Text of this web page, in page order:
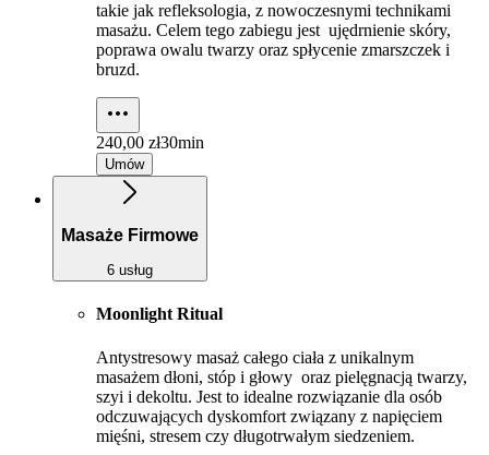
takie jak refleksologia, z nowoczesnymi technikami
masażu. Celem tego zabiegu jest ujędrnienie skóry,
poprawa owalu twarzy oraz spłycenie zmarszczek i
bruzd.
240,00 zł30min
Umów
Masaże Firmowe
6 usług
Moonlight Ritual
Antystresowy masaż całego ciała z unikalnym
masażem dłoni, stóp i głowy oraz pielęgnacją twarzy,
szyi i dekoltu. Jest to idealne rozwiązanie dla osób
odczuwających dyskomfort związany z napięciem
mięśni, stresem czy długotrwałym siedzeniem.